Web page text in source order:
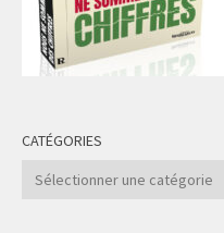
CATÉGORIES
Catégories